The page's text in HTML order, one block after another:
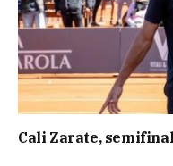
Cali Zarate,